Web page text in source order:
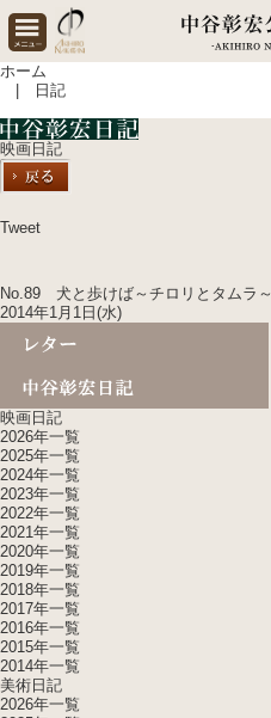
ホーム
| 日記
映画日記
Tweet
No.89 犬と歩けば～チロリとタムラ～
2014年1月1日(水)
映画日記
2026年一覧
2025年一覧
2024年一覧
2023年一覧
2022年一覧
2021年一覧
2020年一覧
2019年一覧
2018年一覧
2017年一覧
2016年一覧
2015年一覧
2014年一覧
美術日記
2026年一覧